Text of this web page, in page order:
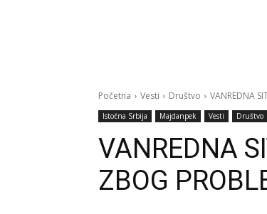
Početna Vesti Društvo VANREDNA
Istočna Srbija Majdanpek Vesti Društvo
VANREDNA
ZBOG